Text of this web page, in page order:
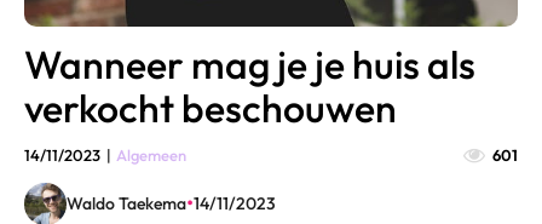
Wanneer mag je je huis als
verkocht beschouwen
14/11/2023 | Algemeen 601
Waldo Taekema•14/11/2023